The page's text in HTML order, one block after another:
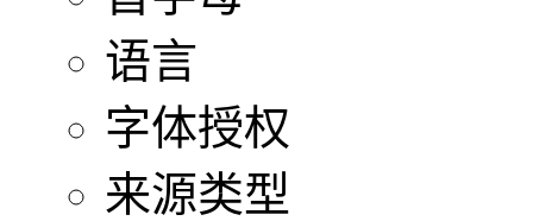
语言
字体授权
来源类型